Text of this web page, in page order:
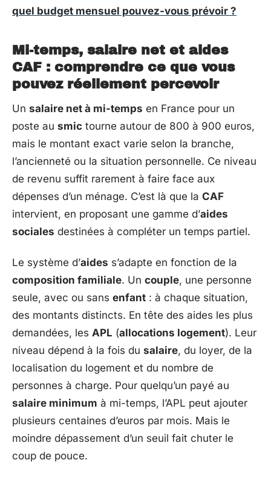
quel budget mensuel pouvez-vous prévoir ?
Mi-temps, salaire net et aides
CAF : comprendre ce que vous
pouvez réellement percevoir
Un salaire net à mi-temps en France pour un
poste au smic tourne autour de 800 à 900 euros,
mais le montant exact varie selon la branche,
l’ancienneté ou la situation personnelle. Ce niveau
de revenu suffit rarement à faire face aux
dépenses d’un ménage. C’est là que la CAF
intervient, en proposant une gamme d’aides
sociales destinées à compléter un temps partiel.
Le système d’aides s’adapte en fonction de la
composition familiale. Un couple, une personne
seule, avec ou sans enfant : à chaque situation,
des montants distincts. En tête des aides les plus
demandées, les APL (allocations logement). Leur
niveau dépend à la fois du salaire, du loyer, de la
localisation du logement et du nombre de
personnes à charge. Pour quelqu’un payé au
salaire minimum à mi-temps, l’APL peut ajouter
plusieurs centaines d’euros par mois. Mais le
moindre dépassement d’un seuil fait chuter le
coup de pouce.